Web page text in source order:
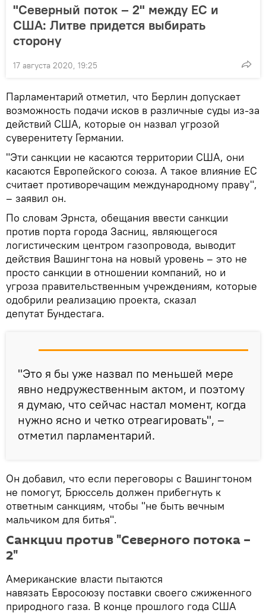
"Северный поток – 2" между ЕС и
США: Литве придется выбирать
сторону
17 августа 2020, 19:25
Парламентарий отметил, что Берлин допускает
возможность подачи исков в различные суды из-за
действий США, которые он назвал угрозой
суверенитету Германии.
"Эти санкции не касаются территории США, они
касаются Европейского союза. А такое влияние ЕС
считает противоречащим международному праву",
– заявил он.
По словам Эрнста, обещания ввести санкции
против порта города Засниц, являющегося
логистическим центром газопровода, выводит
действия Вашингтона на новый уровень – это не
просто санкции в отношении компаний, но и
угроза правительственным учреждениям, которые
одобрили реализацию проекта, сказал
депутат Бундестага.
"Это я бы уже назвал по меньшей мере
явно недружественным актом, и поэтому
я думаю, что сейчас настал момент, когда
нужно ясно и четко отреагировать", –
отметил парламентарий.
Он добавил, что если переговоры с Вашингтоном
не помогут, Брюссель должен прибегнуть к
ответным санкциям, чтобы "не быть вечным
мальчиком для битья".
Санкции против "Северного потока –
2"
Американские власти пытаются
навязать Евросоюзу поставки своего сжиженного
природного газа. В конце прошлого года США